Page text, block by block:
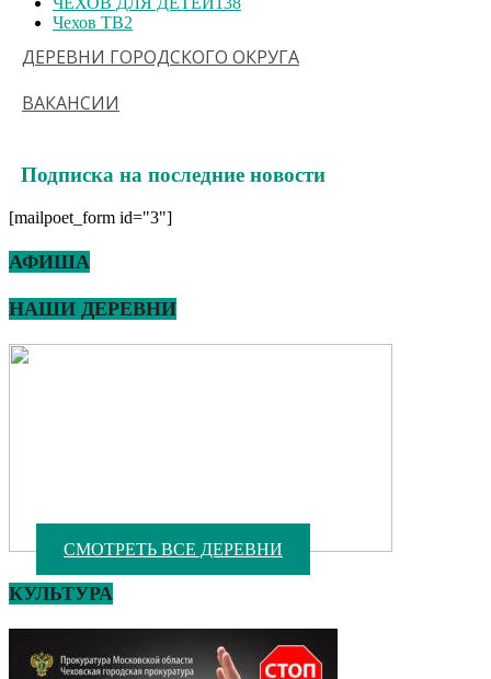
Чехов ТВ2
ДЕРЕВНИ ГОРОДСКОГО ОКРУГА
ВАКАНСИИ
Подписка на последние новости
[mailpoet_form id="3"]
АФИША
НАШИ ДЕРЕВНИ
СМОТРЕТЬ ВСЕ ДЕРЕВНИ
КУЛЬТУРА